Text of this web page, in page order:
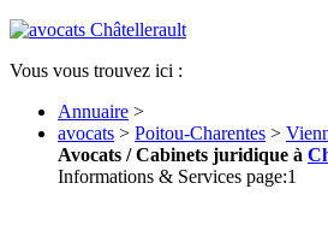
Vous vous trouvez ici :
Annuaire >
avocats > Poitou-Charentes >
Avocats / Cabinets juridique à
Informations & Services page:1